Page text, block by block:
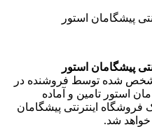
پیشگامان استور
پیشگامان استور
شده توسط فروشنده در
استور تامین و آماده
اینترنتی پیشگامان
خواهد شد.